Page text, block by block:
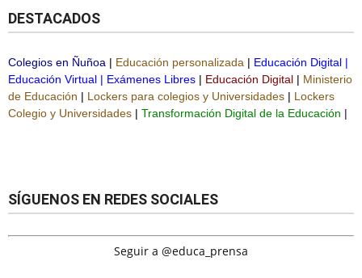
DESTACADOS
Colegios en Ñuñoa | Educación personalizada | Educación Digital |
Educación Virtual | Exámenes Libres | Educación Digital | Ministerio
de Educación | Lockers para colegios y Universidades | Lockers
Colegio y Universidades | Transformación Digital de la Educación |
SÍGUENOS EN REDES SOCIALES
Seguir a @educa_prensa